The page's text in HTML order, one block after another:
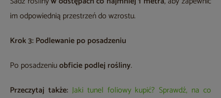
im odpowiednią przestrzeń do wzrostu.
Krok 3: Podlewanie po posadzeniu
Po posadzeniuobficie podlej rośliny.
Przeczytaj także: Jaki tunel foliowy kupić? Sprawdź, na co